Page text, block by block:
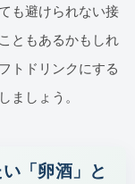
も避けられない接
ともあるかもしれ
トドリンクにする
ましょう。